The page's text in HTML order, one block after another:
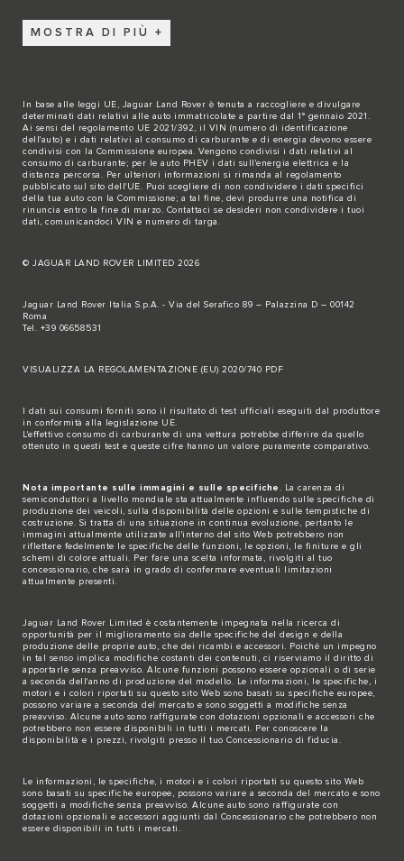
MOSTRA DI PIÙ
In base alle leggi UE, Jaguar Land Rover è tenuta a raccogliere e divulgare
determinati dati relativi alle auto immatricolate a partire dal 1° gennaio 2021.
Ai sensi del regolamento UE 2021/392, il VIN (numero di identificazione
dell'auto) e i dati relativi al consumo di carburante e di energia devono essere
condivisi con la Commissione europea. Vengono condivisi i dati relativi al
consumo di carburante; per le auto PHEV i dati sull'energia elettrica e la
distanza percorsa. Per ulteriori informazioni si rimanda al regolamento
pubblicato sul sito dell'UE . Puoi scegliere di non condividere i dati specifici
della tua auto con la Commissione; a tal fine, devi produrre una notifica di
rinuncia entro la fine di marzo. Contattaci se desideri non condividere i tuoi
dati, comunicandoci VIN e numero di targa.
© JAGUAR LAND ROVER LIMITED 2026
Jaguar Land Rover Italia S.p.A. - Via del Serafico 89 – Palazzina D – 00142
Roma
Tel. +39 06658531
VISUALIZZA LA REGOLAMENTAZIONE (EU) 2020/740 PDF
I dati sui consumi forniti sono il risultato di test ufficiali eseguiti dal produttore
in conformità alla legislazione UE.
L'effettivo consumo di carburante di una vettura potrebbe differire da quello
ottenuto in questi test e queste cifre hanno un valore puramente comparativo.
Nota importante sulle immagini e sulle specifiche
. La carenza di
semiconduttori a livello mondiale sta attualmente influendo sulle specifiche di
produzione dei veicoli, sulla disponibilità delle opzioni e sulle tempistiche di
costruzione. Si tratta di una situazione in continua evoluzione, pertanto le
immagini attualmente utilizzate all'interno del sito Web potrebbero non
riflettere fedelmente le specifiche delle funzioni, le opzioni, le finiture e gli
schemi di colore attuali. Per fare una scelta informata, rivolgiti al tuo
concessionario, che sarà in grado di confermare eventuali limitazioni
attualmente presenti.
Jaguar Land Rover Limited è costantemente impegnata nella ricerca di
opportunità per il miglioramento sia delle specifiche del design e della
produzione delle proprie auto, che dei ricambi e accessori. Poiché un impegno
in tal senso implica modifiche costanti dei contenuti, ci riserviamo il diritto di
apportarle senza preavviso. Alcune funzioni possono essere opzionali o di serie
a seconda dell'anno di produzione del modello. Le informazioni, le specifiche, i
motori e i colori riportati su questo sito Web sono basati su specifiche europee,
possono variare a seconda del mercato e sono soggetti a modifiche senza
preavviso. Alcune auto sono raffigurate con dotazioni opzionali e accessori che
potrebbero non essere disponibili in tutti i mercati. Per conoscere la
disponibilità e i prezzi, rivolgiti presso il tuo Concessionario di fiducia.
Le informazioni, le specifiche, i motori e i colori riportati su questo sito Web
sono basati su specifiche europee, possono variare a seconda del mercato e sono
soggetti a modifiche senza preavviso. Alcune auto sono raffigurate con
dotazioni opzionali e accessori aggiunti dal Concessionario che potrebbero non
essere disponibili in tutti i mercati.